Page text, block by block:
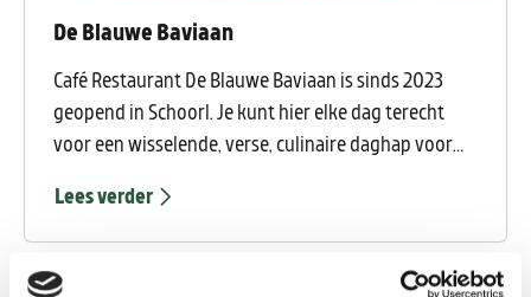
De Blauwe Baviaan
Café Restaurant De Blauwe Baviaan is sinds 2023
geopend in Schoorl. Je kunt hier elke dag terecht
voor een wisselende, verse, culinaire daghap voor
Lees verder